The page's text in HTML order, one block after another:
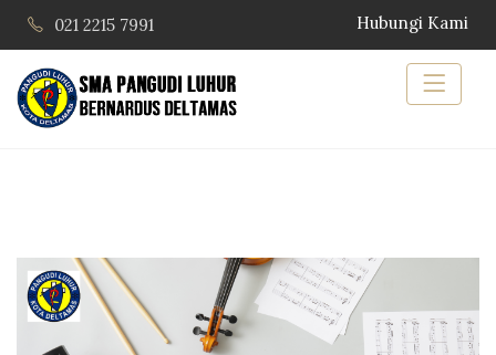
021 2215 7991 Hubungi Kami